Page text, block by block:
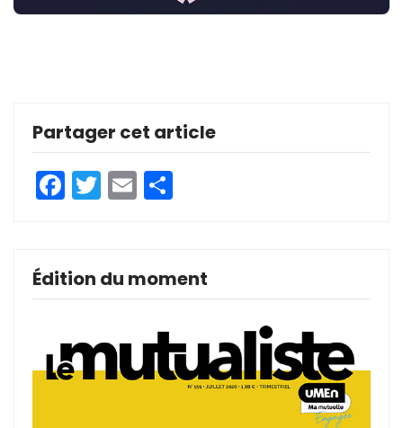
Partager cet article
Facebook
Twitter
Email
Édition du moment